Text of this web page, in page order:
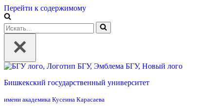
Перейти к содержимому
Искать...
Бишкекский государственный университет
имени академика Кусеина Карасаева